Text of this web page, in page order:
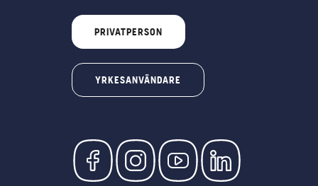
PRIVATPERSON
YRKESANVÄNDARE